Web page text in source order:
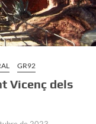
GR92
Vicenç dels